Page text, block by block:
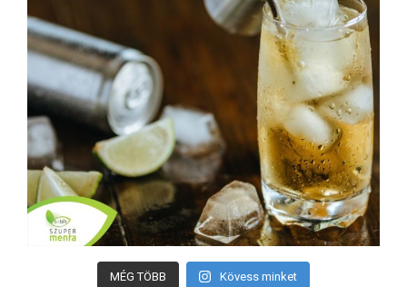
MÉG TÖBB Kövess minket